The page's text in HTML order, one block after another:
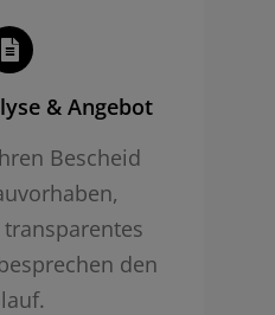
& Angebot
Bescheid
den